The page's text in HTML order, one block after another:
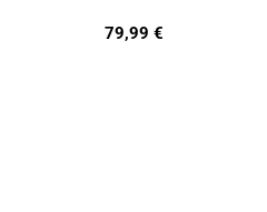
79,99 €